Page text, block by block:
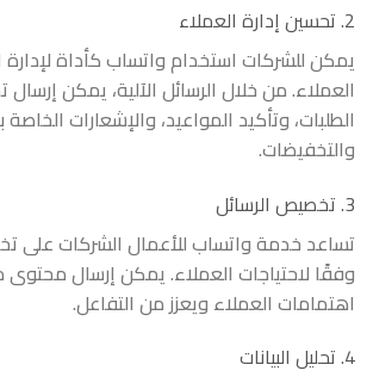
2. تحسين إدارة العملاء
يمكن للشركات استخدام واتساب كأداة
العملاء. من خلال الرسائل الآلية، يمكن
الطلبات، وتأكيد المواعيد، والإشعارات
والتخفيضات.
3. تخصيص الرسائل
تساعد خدمة واتساب للأعمال الشركات على
وفقًا لاحتياجات العملاء. يمكن إرسال
اهتمامات العملاء ويعزز من التفاعل.
4. تحليل البيانات